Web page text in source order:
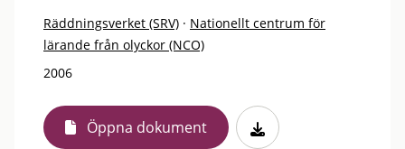
Räddningsverket (SRV) · Nationellt centrum för
lärande från olyckor (NCO)
2006
Öppna dokument